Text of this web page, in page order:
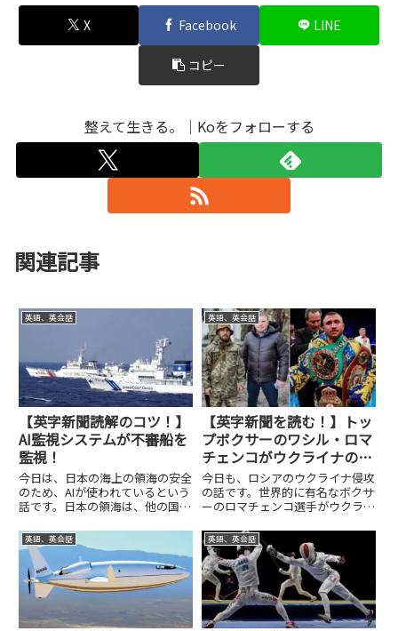
X Facebook LINE
コピー
整えて生きる。｜Koをフォローする
関連記事
英語、英会話
【英字新聞読解のコツ！】
AI監視システムが不審船を
監視！
今日は、日本の海上の領海の安全
のため、AIが使われているという
話です。日本の領海は、他の国に
審船によって侵犯されています。
そんな船を監視するため、海上保
安庁の巡視船が日々監視を続けて
いるのですが、AIの技術も取...
英語、英会話
【英字新聞を読む！】トッ
プボクサーのワシル・ロマ
チェンコがウクライナの郷
土防衛大隊に参加！
今日も、ロシアのウクライナ侵攻
の話です。世界的に有名なボクサ
ーのロマチェンコ選手がウクライ
ンピオンでパウンドフォーパウン
ドにも常に名を連ねている名ボク
サーです。リングでは圧倒的な感
じの彼も、軍服を着ている姿は
ち...
英語、英会話 英語、英会話